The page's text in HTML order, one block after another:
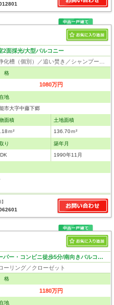
2面採光/大型バルコニー
格
1080万円
地
市大字中藤下郷
面積
ｍ²
土地面積
136.70ｍ²
り 築年月
1990年11月
西武池袋線・新宿線「所沢駅」徒歩17分/スーパー・コンビニ徒歩5分/南向きバルコニー
ーリング／クローゼット
格
1180万円
地